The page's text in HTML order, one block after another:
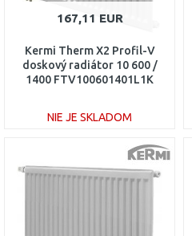
167,11 EUR
Kermi Therm X2 Profil-V
doskový radiátor 10 600 /
1400 FTV100601401L1K
NIE JE SKLADOM
DO KOŠÍKA
Porovnať